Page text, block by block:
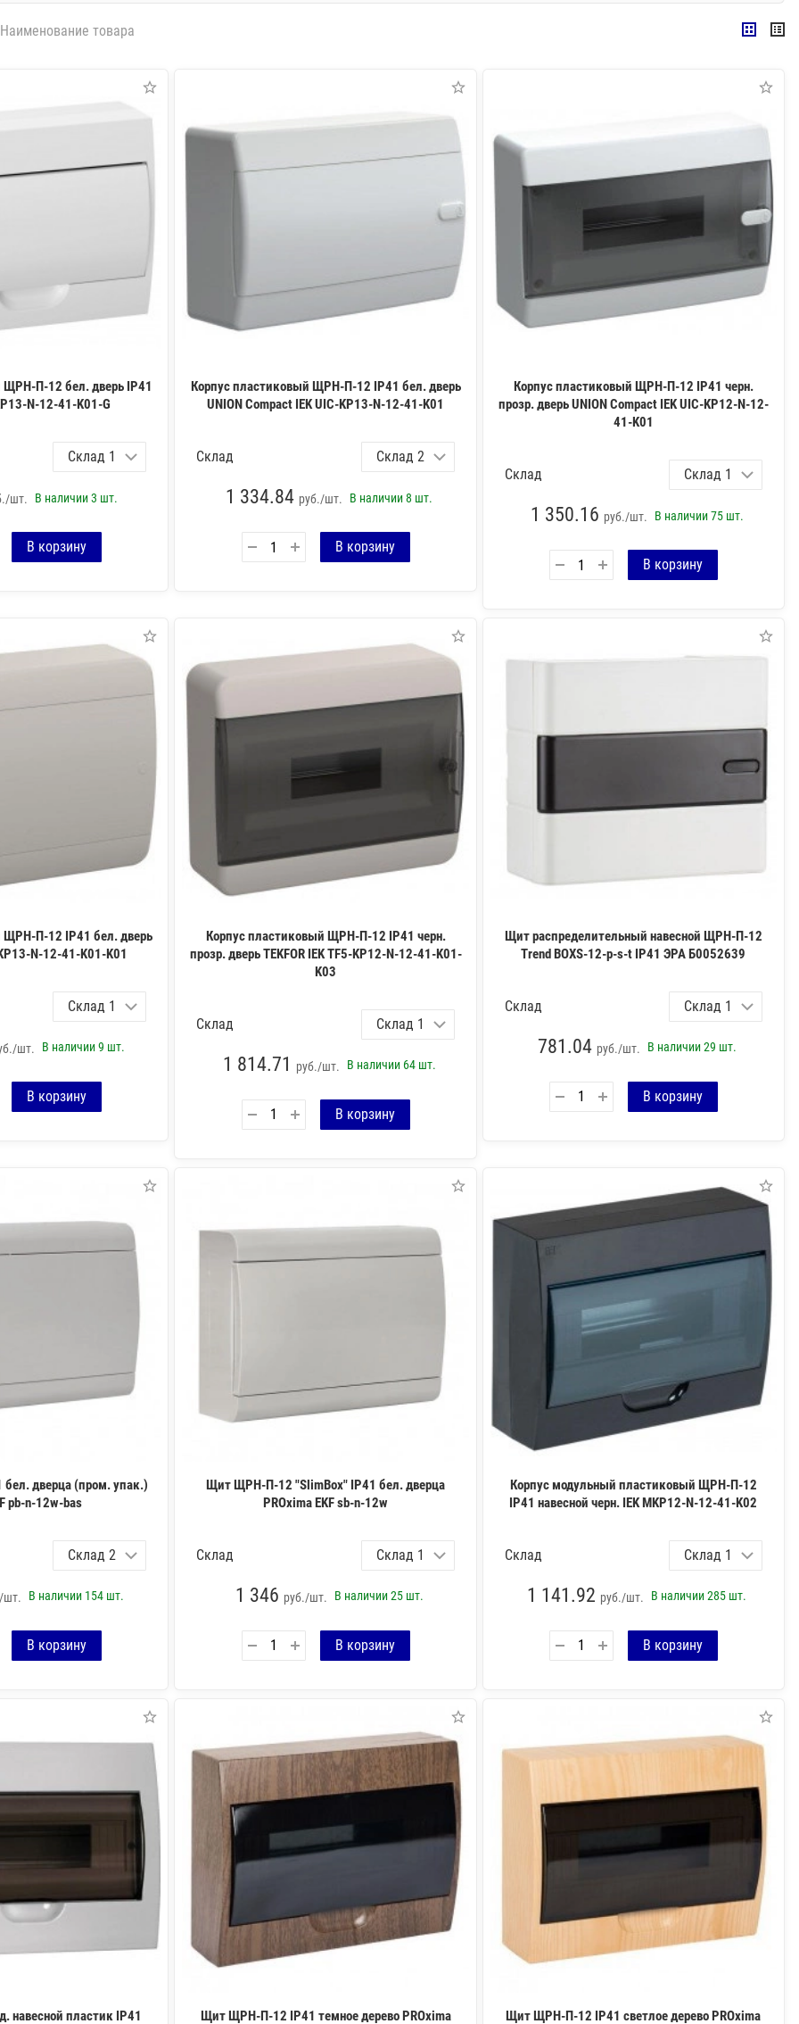
Наименование товара
ЩРН-П-12 бел. дверь IP41
N-12-41-K01-G
шт. В наличии3 шт.
Корпус пластиковый ЩРН-П-12 IP41 бел. дверь
UNION Compact IEK UIC-KP13-N-12-41-K01
Склад
1 334.84 руб./шт. В наличии8 шт.
Корпус пластиковый ЩРН-П-12 IP41 черн.
прозр. дверь UNION Compact IEK UIC-KP12-N-12-
41-K01
Склад
1 350.16 руб./шт. В наличии75 шт.
ЩРН-П-12 IP41 бел. дверь
N-12-41-K01-K01
шт. В наличии9 шт.
Корпус пластиковый ЩРН-П-12 IP41 черн.
прозр. дверь TEKFOR IEK TF5-KP12-N-12-41-K01-
K03
Склад
1 814.71 руб./шт. В наличии 64 шт.
Щит распределительный навесной ЩРН-П-12
Trend BOXS-12-p-s-t IP41 ЭРА Б0052639
Склад
781.04 руб./шт. В наличии29 шт.
дверца (пром. упак.)
pb-n-12w-bas
шт. В наличии 154 шт.
Щит ЩРН-П-12 "SlimBox" IP41 бел. дверца
PROxima EKF sb-n-12w
Склад
1 346 руб./шт. В наличии25 шт.
Корпус модульный пластиковый ЩРН-П-12
IP41 навесной черн. IEK MKP12-N-12-41-K02
Склад
1 141.92 руб./шт. В наличии285 шт.
пластик IP41 Щит ЩРН-П-12 IP41 темное дерево PROxima Щит ЩРН-П-12 IP41 светлое дерево PROxima